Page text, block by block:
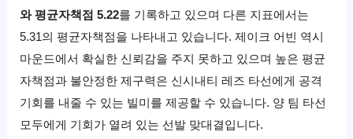
와 평균자책점 5.22를 기록하고 있으며 다른 지표에서는
5.31의 평균자책점을 나타내고 있습니다. 제이크 어빈 역시
마운드에서 확실한 신뢰감을 주지 못하고 있으며 높은 평균
자책점과 불안정한 제구력은 신시내티 레즈 타선에게 공격
기회를 내줄 수 있는 빌미를 제공할 수 있습니다. 양 팀 타선
모두에게 기회가 열려 있는 선발 맞대결입니다.